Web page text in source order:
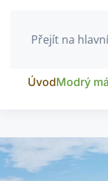
Přejít na
ÚvodModrý